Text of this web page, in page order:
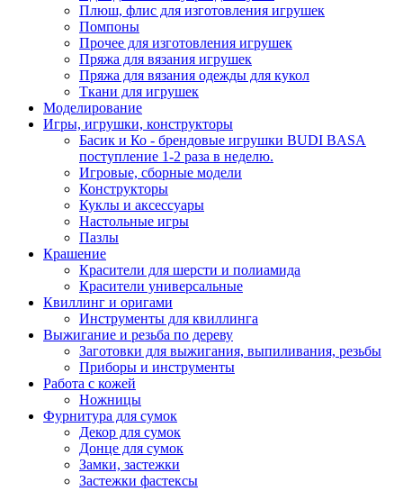
Плюш, флис для изготовления игрушек
Помпоны
Прочее для изготовления игрушек
Пряжа для вязания игрушек
Пряжа для вязания одежды для кукол
Ткани для игрушек
Моделирование
Игры, игрушки, конструкторы
Басик и Ко - брендовые игрушки BUDI BASA
поступление 1-2 раза в неделю.
Игровые, сборные модели
Конструкторы
Куклы и аксессуары
Настольные игры
Пазлы
Крашение
Красители для шерсти и полиамида
Красители универсальные
Квиллинг и оригами
Инструменты для квиллинга
Выжигание и резьба по дереву
Заготовки для выжигания, выпиливания, резьбы
Приборы и инструменты
Работа с кожей
Ножницы
Фурнитура для сумок
Декор для сумок
Донце для сумок
Замки, застежки
Застежки фастексы